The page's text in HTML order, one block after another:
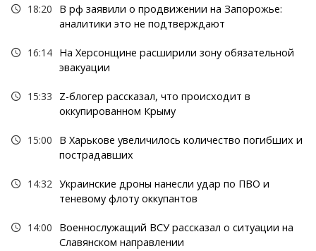
18:20
В рф заявили о продвижении на Запорожье:
аналитики это не подтверждают
16:14 На Херсонщине расширили зону обязательной
эвакуации
15:33
Z-блогер рассказал, что происходит в
оккупированном Крыму
15:00
В Харькове увеличилось количество погибших и
пострадавших
14:32 Украинские дроны нанесли удар по ПВО и
теневому флоту оккупантов
14:00
Военнослужащий ВСУ рассказал о ситуации на
Славянском направлении